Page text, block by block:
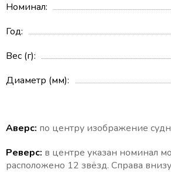
Номинал
Год
Вес (г)
Диаметр (мм)
Аверс: по центру изображение
Реверс: в центре указан номинал
расположено 12 звёзд. Справа